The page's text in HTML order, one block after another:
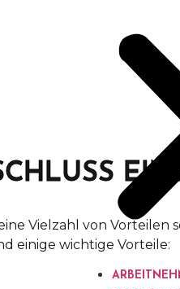
Vielzahl von Vorteilen
einige wichtige Vorteile: